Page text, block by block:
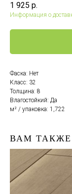
1 925 р.
Информация о
Фаска: Нет
Класс: 32
Толщина: 8
Влагостойкий: Да
м² / упаковка: 1,722
ВАМ